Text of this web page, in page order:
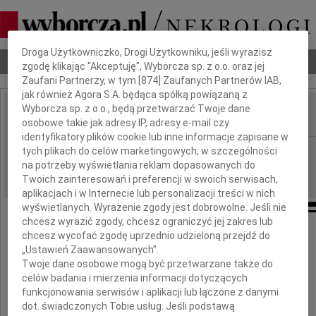
Nekrologi Odeszli Poradnik pogrzebowy
IMIĘ I NAZWISKO:
REGION: Warszawa
DATA EMISJI: 11.05.2010
Panu Prezesowi
Jerzemu Janusowi
najserdeczniejsze wyrazy współczucia
Dbamy o Twoją prywatność
Droga Użytkowniczko, Drogi Użytkowniku, jeśli wyrazisz
zgodę klikając "Akceptuję", Wyborcza sp. z o.o. oraz jej
Zaufani Partnerzy, w tym [874 ] Zaufanych Partnerów IAB,
jak również Agora S.A. będąca spółką powiązaną z
Wyborcza sp. z o.o., będą przetwarzać Twoje dane
osobowe takie jak adresy IP, adresy e-mail czy
identyfikatory plików cookie lub inne informacje zapisane w
tych plikach do celów marketingowych, w szczególności
na potrzeby wyświetlania reklam dopasowanych do
Twoich zainteresowań i preferencji w swoich serwisach,
aplikacjach i w Internecie lub personalizacji treści w nich
wyświetlanych. Wyrażenie zgody jest dobrowolne. Jeśli nie
chcesz wyrazić zgody, chcesz ograniczyć jej zakres lub
chcesz wycofać zgodę uprzednio udzieloną przejdź do
„Ustawień Zaawansowanych”.
Twoje dane osobowe mogą być przetwarzane także do
celów badania i mierzenia informacji dotyczących
funkcjonowania serwisów i aplikacji lub łączone z danymi
dot. świadczonych Tobie usług. Jeśli podstawą